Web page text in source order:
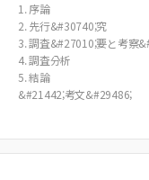
1. 序論
2. 先行&#30740;究
3. 調査&#27010;要と考察
4. 調査分析
5. 結論
&#21442;考文&#29486;